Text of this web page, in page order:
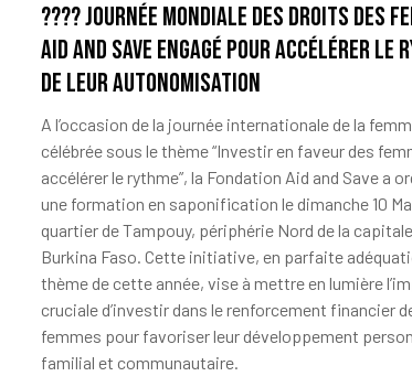
???? Journée mondiale des droits des
Aid and Save engagé pour accélérer le
de leur autonomisation
A l’occasion de la journée internationale de la
célébrée sous le thème “Investir en faveur des
accélérer le rythme”, la Fondation Aid and Save a
une formation en saponification le dimanche 10
quartier de Tampouy, périphérie Nord de la
Burkina Faso. Cette initiative, en parfaite
thème de cette année, vise à mettre en lumière
cruciale d’investir dans le renforcement financier
femmes pour favoriser leur développement
familial et communautaire.